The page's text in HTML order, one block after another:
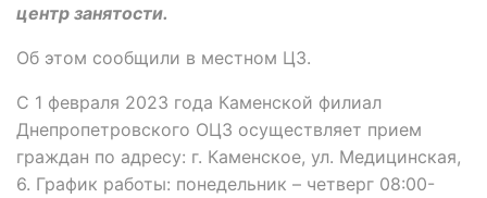
центр занятости.
Об этом сообщили в местном ЦЗ.
С 1 февраля 2023 года Каменской филиал
Днепропетровского ОЦЗ осуществляет прием
граждан по адресу: г. Каменское, ул. Медицинская,
6. График работы: понедельник – четверг 08:00-